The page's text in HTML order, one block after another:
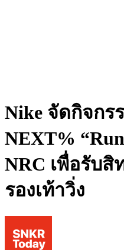
Nike จัดกิจกร
NEXT%
NRC เพื่อรับสิ
รองเท้าวิ่ง